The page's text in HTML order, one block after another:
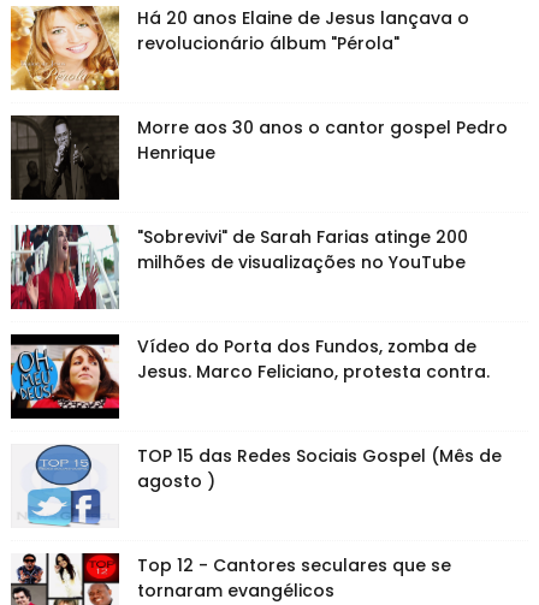
Há 20 anos Elaine de Jesus lançava o
revolucionário álbum "Pérola"
Morre aos 30 anos o cantor gospel Pedro
Henrique
"Sobrevivi" de Sarah Farias atinge 200
milhões de visualizações no YouTube
Vídeo do Porta dos Fundos, zomba de
Jesus. Marco Feliciano, protesta contra.
TOP 15 das Redes Sociais Gospel (Mês de
agosto )
Top 12 - Cantores seculares que se
tornaram evangélicos